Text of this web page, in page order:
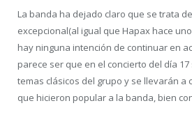
La banda ha dejado claro que se trata
excepcional(al igual que Hapax hace
hay ninguna intención de continuar en
parece ser que en el concierto del día
temas clásicos del grupo y se llevarán a
que hicieron popular a la banda, bien